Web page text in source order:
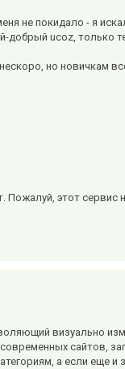
не покидало - я
ucoz, только
но новичкам
Пожалуй, этот сервис
визуально
сайтов,
а если еще и